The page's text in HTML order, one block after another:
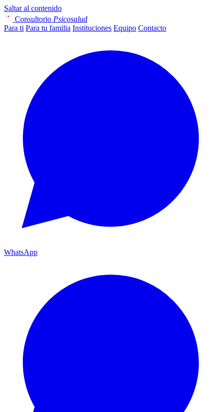
Saltar al contenido
Consultorio Psicosalud
Para ti Para tu familia Instituciones Equipo Contacto
WhatsApp